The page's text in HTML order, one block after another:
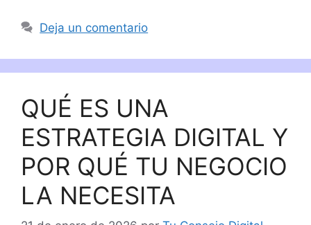
Deja un comentario
QUÉ ES UNA
ESTRATEGIA DIGITAL Y
POR QUÉ TU NEGOCIO
LA NECESITA